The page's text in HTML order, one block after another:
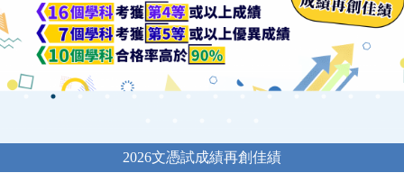
2026文憑試成績再創佳績